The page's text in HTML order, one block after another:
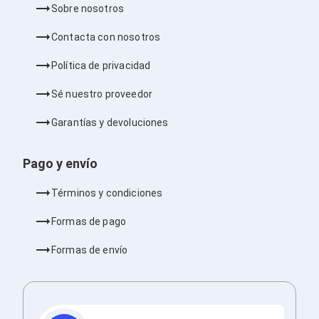
Barras de Sonido
Sonido para Centros de Entretenimiento
Home Theater
Proyectores
Soportes de Proyectores
Pantallas de Proyección
Adaptadores de Red para Proyectores
Accesorios TV
Controles Remoto
Pantallas
Pantallas Comerciales
Sobre nosotros
Contacta con nosotros
Política de privacidad
Sé nuestro proveedor
Garantías y devoluciones
Pago y envío
Términos y condiciones
Formas de pago
Formas de envío